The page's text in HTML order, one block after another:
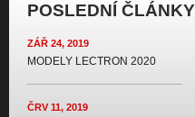
POSLEDNÍ ČLÁNKY
ZÁŘ 24, 2019
MODELY LECTRON 2020
ČRV 11, 2019